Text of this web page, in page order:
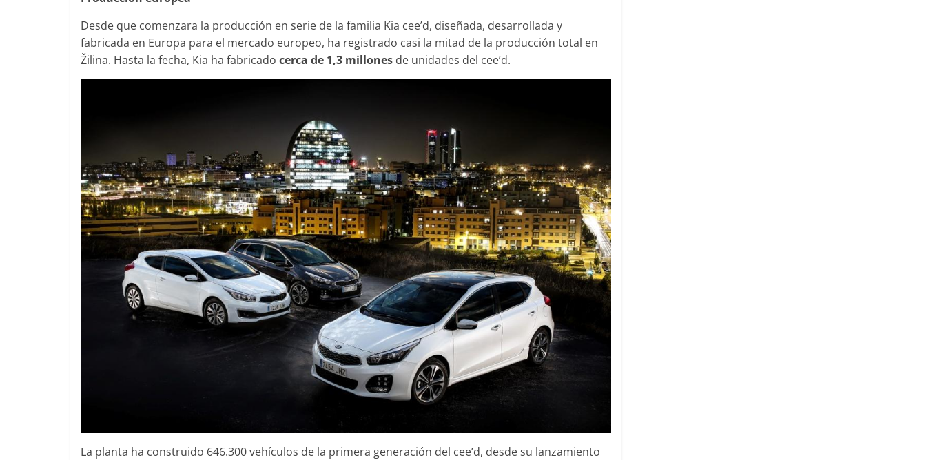
Desde que comenzara la producción en serie de la familia Kia cee’d, diseñada, desarrollada y
fabricada en Europa para el mercado europeo, ha registrado casi la mitad de la producción total en
Žilina. Hasta la fecha, Kia ha fabricado cerca de 1,3 millones de unidades del cee’d.
La planta ha construido 646.300 vehículos de la primera generación del cee’d, desde su lanzamiento